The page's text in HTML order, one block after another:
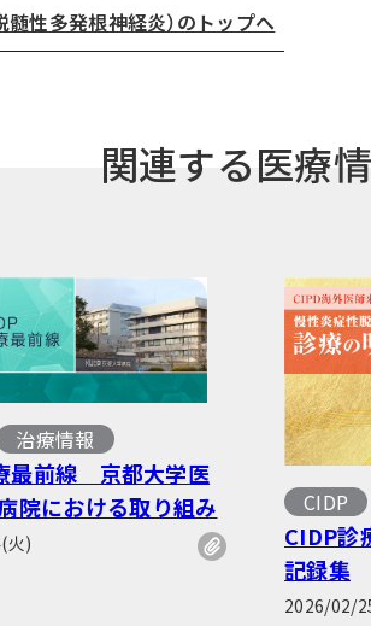
髄性多発根神経炎）のトップへ
関連する医療
治療情報
最前線 京都大学医
院における取り組み
火)
CIDP
CIDP診
記録集
2026/02/